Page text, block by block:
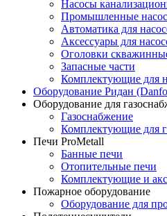
Насосы
Промышленные
Автоматика для
Аксессуары для
Оголовки
Запасные части
Комплектующие для
Оборудование Ридан
Оборудование для
Газоснабжение
Комплектующие для
Печи ProMetall
Банные печи
Отопительные печи
Комплектующие и
Пожарное оборудование
Оборудование для